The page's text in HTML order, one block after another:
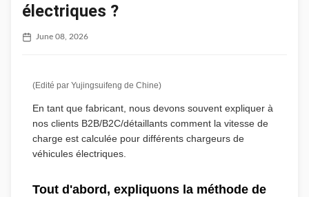
électriques ?
June 08, 2026
(Edité par Yujingsuifeng de Chine)
En tant que fabricant, nous devons souvent expliquer à
nos clients B2B/B2C/détaillants comment la vitesse de
charge est calculée pour différents chargeurs de
véhicules électriques.
Tout d'abord, expliquons la méthode de